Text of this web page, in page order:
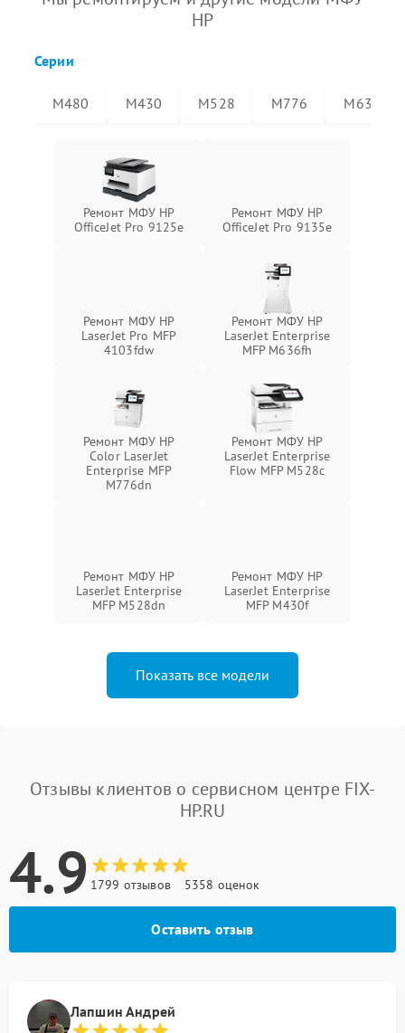
HP
Серии
M480 M430 M528 M776 M636
Ремонт МФУ HP
OfficeJet Pro 9125e
Ремонт МФУ HP
OfficeJet Pro 9135e
Ремонт МФУ HP
LaserJet Pro MFP
4103fdw
Ремонт МФУ HP
LaserJet Enterprise
MFP M636fh
Ремонт МФУ HP
Color LaserJet
Enterprise MFP
M776dn
Ремонт МФУ HP
LaserJet Enterprise
Flow MFP M528c
Ремонт МФУ HP
LaserJet Enterprise
MFP M528dn
Ремонт МФУ HP
LaserJet Enterprise
MFP M430f
Показать все модели
Отзывы клиентов о сервисном центре FIX-
HP.RU
4.9 1799 отзывов 5358 оценок
Оставить отзыв
Лапшин Андрей